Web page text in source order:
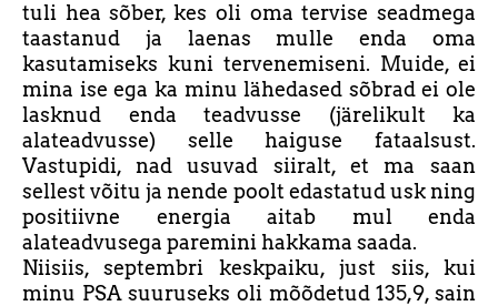
tuli hea sõber, kes oli oma tervise seadmega
taastanud ja laenas mulle enda oma
kasutamiseks kuni tervenemiseni. Muide, ei
mina ise ega ka minu lähedased sõbrad ei ole
lasknud enda teadvusse (järelikult ka
alateadvusse) selle haiguse fataalsust.
Vastupidi, nad usuvad siiralt, et ma saan
sellest võitu ja nende poolt edastatud usk ning
positiivne energia aitab mul enda
alateadvusega paremini hakkama saada.
Niisiis, septembri keskpaiku, just siis, kui
minu PSA suuruseks oli mõõdetud 135,9, sain